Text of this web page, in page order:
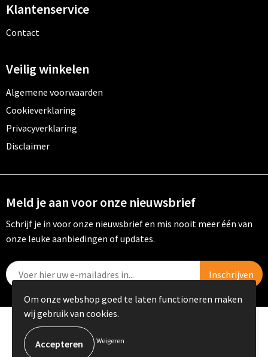
Klantenservice
Contact
Veilig winkelen
Algemene voorwaarden
Cookieverklaring
Privacyverklaring
Disclaimer
Meld je aan voor onze nieuwsbrief
Schrijf je in voor onze nieuwsbrief en mis nooit meer één van
onze leuke aanbiedingen of updates.
© Copyright PRIKKELS B.V. 2023
Om onze webshop goed te laten functioneren maken
wij gebruik van cookies.
Weigeren